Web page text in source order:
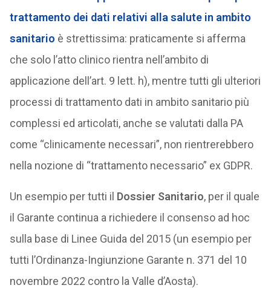
trattamento dei dati relativi alla salute in ambito
sanitario è strettissima: praticamente si afferma
che solo l’atto clinico rientra nell’ambito di
applicazione dell’art. 9 lett. h), mentre tutti gli ulteriori
processi di trattamento dati in ambito sanitario più
complessi ed articolati, anche se valutati dalla PA
come “clinicamente necessari”, non rientrerebbero
nella nozione di “trattamento necessario” ex GDPR.
Un esempio per tutti il Dossier Sanitario, per il quale
il Garante continua a richiedere il consenso ad hoc
sulla base di Linee Guida del 2015 (un esempio per
tutti l’Ordinanza-Ingiunzione Garante n. 371 del 10
novembre 2022 contro la Valle d’Aosta).